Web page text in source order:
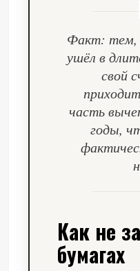
Факт: тем,
ушёл в
свой
часть
годы,
Как не
бумагах